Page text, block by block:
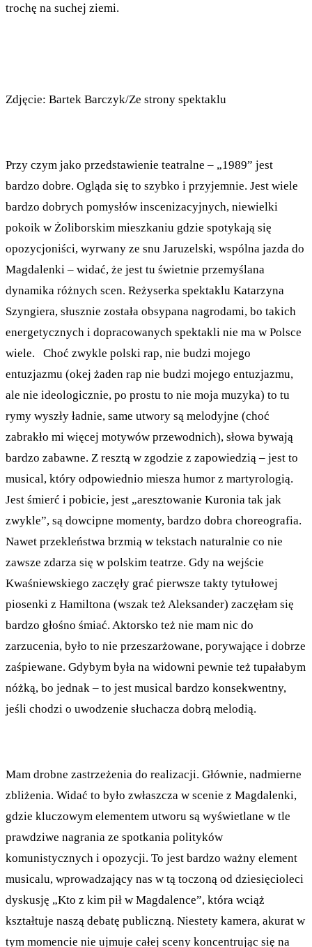
trochę na suchej ziemi.
Zdjęcie: Bartek Barczyk/Ze strony spektaklu
Przy czym jako przedstawienie teatralne – „1989” jest
bardzo dobre. Ogląda się to szybko i przyjemnie. Jest wiele
bardzo dobrych pomysłów inscenizacyjnych, niewielki
pokoik w Żoliborskim mieszkaniu gdzie spotykają się
opozycjoniści, wyrwany ze snu Jaruzelski, wspólna jazda do
Magdalenki – widać, że jest tu świetnie przemyślana
dynamika różnych scen. Reżyserka spektaklu Katarzyna
Szyngiera, słusznie została obsypana nagrodami, bo takich
energetycznych i dopracowanych spektakli nie ma w Polsce
wiele. Choć zwykle polski rap, nie budzi mojego
entuzjazmu (okej żaden rap nie budzi mojego entuzjazmu,
ale nie ideologicznie, po prostu to nie moja muzyka) to tu
rymy wyszły ładnie, same utwory są melodyjne (choć
zabrakło mi więcej motywów przewodnich), słowa bywają
bardzo zabawne. Z resztą w zgodzie z zapowiedzią – jest to
musical, który odpowiednio miesza humor z martyrologią.
Jest śmierć i pobicie, jest „aresztowanie Kuronia tak jak
zwykle”, są dowcipne momenty, bardzo dobra choreografia.
Nawet przekleństwa brzmią w tekstach naturalnie co nie
zawsze zdarza się w polskim teatrze. Gdy na wejście
Kwaśniewskiego zaczęły grać pierwsze takty tytułowej
piosenki z Hamiltona (wszak też Aleksander) zaczęłam się
bardzo głośno śmiać. Aktorsko też nie mam nic do
zarzucenia, było to nie przeszarżowane, porywające i dobrze
zaśpiewane. Gdybym była na widowni pewnie też tupałabym
nóżką, bo jednak – to jest musical bardzo konsekwentny,
jeśli chodzi o uwodzenie słuchacza dobrą melodią.
Mam drobne zastrzeżenia do realizacji. Głównie, nadmierne
zbliżenia. Widać to było zwłaszcza w scenie z Magdalenki,
gdzie kluczowym elementem utworu są wyświetlane w tle
prawdziwe nagrania ze spotkania polityków
komunistycznych i opozycji. To jest bardzo ważny element
musicalu, wprowadzający nas w tą toczoną od dziesięcioleci
dyskusję „Kto z kim pił w Magdalence”, która wciąż
kształtuje naszą debatę publiczną. Niestety kamera, akurat w
tym momencie nie ujmuje całej sceny koncentrując się na